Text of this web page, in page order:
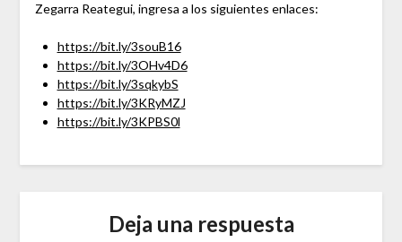
Zegarra Reategui, ingresa a los siguientes enlaces:
https://bit.ly/3souB16
https://bit.ly/3OHv4D6
https://bit.ly/3sqkybS
https://bit.ly/3KRyMZJ
https://bit.ly/3KPBS0l
Deja una respuesta